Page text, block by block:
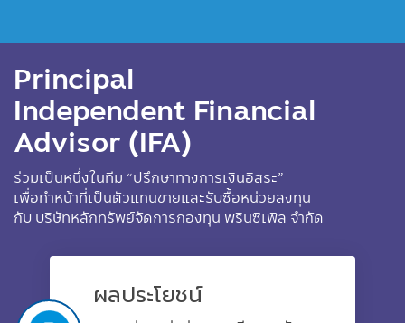
Principal
Independent Financial
Advisor (IFA)
ร่วมเป็นหนึ่งในทีม “ปรึกษาทางการเงินอิสระ”
เพื่อทำหน้าที่เป็นตัวแทนขายและรับซื้อหน่วยลงทุน
กับ บริษัทหลักทรัพย์จัดการกองทุน พรินซิเพิล จำกัด
ผลประโยชน์